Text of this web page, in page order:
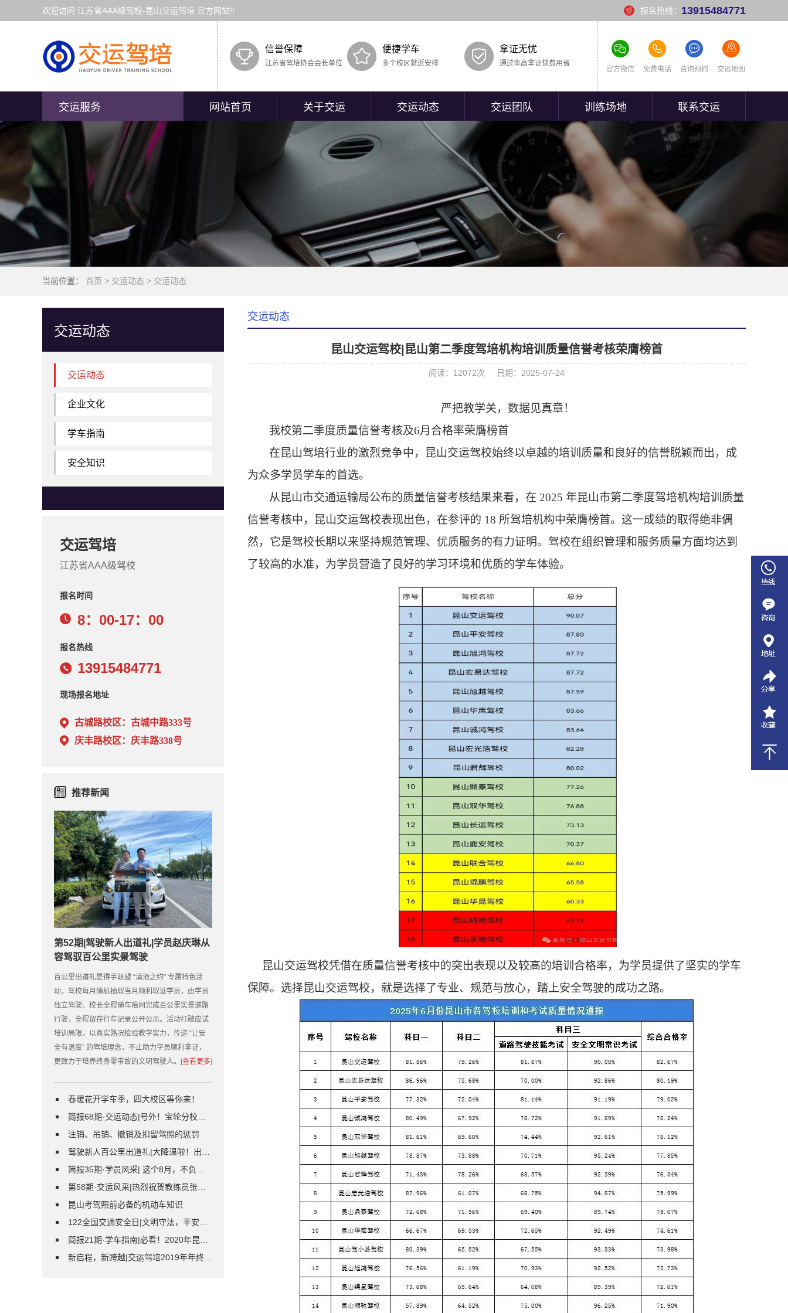
欢迎访问 江苏省AAA级驾校-昆山交运驾培 官方网站!! 报名热线： 13915484771
信誉保障
江苏省驾培协会会长单位
便捷学车
多个校区就近安排
拿证无忧
通过率高拿证快费用省
官方微信 免费电话 咨询预约 交运地图
交运服务 网站首页 关于交运 交运动态 交运团队 训练场地 联系交运
当前位置： 首页 > 交运动态 > 交运动态
交运动态
交运动态
企业文化
学车指南
安全知识
交运驾培
江苏省AAA级驾校
报名时间
8：00-17：00
报名热线
13915484771
现场报名地址
古城路校区 ：古城中路333号
庆丰路校区 ：庆丰路338号
推荐新闻
第52期|驾驶新人出道礼|学员赵庆琳从
容驾驭百公里实景驾驶
百公里出道礼是得手联盟 “滇池之约” 专属特色活
动，驾校每月随机抽取当月顺利取证学员，由学员
独立驾驶、校长全程随车陪同完成百公里实景道路
行驶，全程留存行车记录公开公示。活动打破应试
培训局限，以真实路况检验教学实力，传递 “让安
全有温度” 的驾培理念，不止助力学员顺利拿证，
更致力于培养终身零事故的文明驾驶人。[查看更多]
春暖花开学车季，四大校区等你来！
简报68期·交运动态|号外！宝轮分校已搬迁！学车报名别走错！
注销、吊销、撤销及扣留驾照的惩罚
驾驶新人百公里出道礼|大降温啦！出行请注意交通安全！
简报35期·学员风采| 这个8月，不负汗水！
第58期·交运风采|热烈祝贺教练员张健峰荣获“2021年江苏省机动车教练员技能大赛”第七名！
昆山考驾照前必备的机动车知识
122全国交通安全日|文明守法，平安回家！
简报21期·学车指南|必看！2020年昆山驾考缴费方式新调整！2月起实施！
新启程，新跨越|交运驾培2019年年终尾牙暨答谢晚宴圆满落幕
交运动态
昆山交运驾校|昆山第二季度驾培机构培训质量信誉考核荣膺榜首
阅读：12072次 日期：2025-07-24
严把教学关，数据见真章！
我校第二季度质量信誉考核及6月合格率荣膺榜首
在昆山驾培行业的激烈竞争中，昆山交运驾校始终以卓越的培训质量和良好的信誉脱颖而出，成
为众多学员学车的首选。
从昆山市交通运输局公布的质量信誉考核结果来看，在 2025 年昆山市第二季度驾培机构培训质量
信誉考核中，昆山交运驾校表现出色，在参评的 18 所驾培机构中荣膺榜首。这一成绩的取得绝非偶
然，它是驾校长期以来坚持规范管理、优质服务的有力证明。驾校在组织管理和服务质量方面均达到
了较高的水准，为学员营造了良好的学习环境和优质的学车体验。
昆山交运驾校凭借在质量信誉考核中的突出表现以及较高的培训合格率，为学员提供了坚实的学车
保障。选择昆山交运驾校，就是选择了专业、规范与放心，踏上安全驾驶的成功之路。